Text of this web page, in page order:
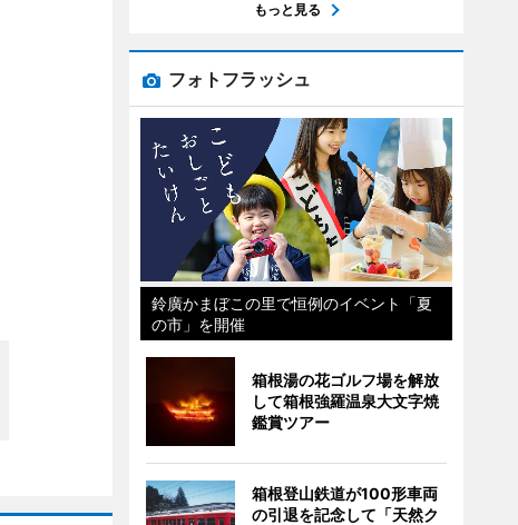
もっと見る
フォトフラッシュ
鈴廣かまぼこの里で恒例のイベント「夏
の市」を開催
箱根湯の花ゴルフ場を解放
して箱根強羅温泉大文字焼
鑑賞ツアー
箱根登山鉄道が100形車両
の引退を記念して「天然ク